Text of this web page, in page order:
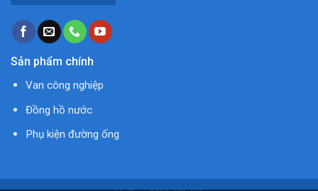
Sản phẩm chính
Van công nghiệp
Đồng hồ nước
Phụ kiện đường ống